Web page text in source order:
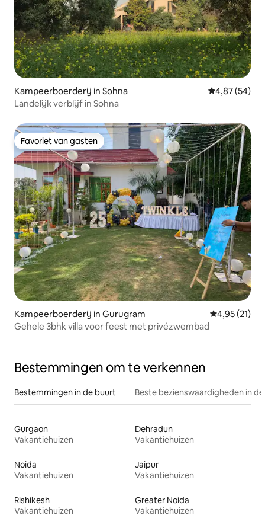
Kampeerboerderij in Sohna Gemiddelde
4,87 (54)
Landelijk verblijf in Sohna
Favoriet van gasten
Favoriet van gasten
Kampeerboerderij in Gurugram Gemiddelde
4,95 (21)
Gehele 3bhk villa voor feest met privézwembad
Bestemmingen om te verkennen
Bestemmingen in de buurt Beste bezienswaardigheden in
Gurgaon
Vakantiehuizen
Dehradun
Vakantiehuizen
Noida
Vakantiehuizen
Jaipur
Vakantiehuizen
Rishikesh
Vakantiehuizen
Greater Noida
Vakantiehuizen